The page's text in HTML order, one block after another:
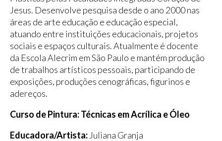
Jesus. Desenvolve pesquisa desde o ano 2000 nas
áreas de arte educação e educação especial,
atuando entre instituições educacionais, projetos
sociais e espaços culturais. Atualmente é docente
da Escola Alecrim em São Paulo e mantém produção
de trabalhos artísticos pessoais, participando de
exposições, produções cenográficas, figurinos e
adereços.
Curso de Pintura: Técnicas em Acrílica e Óleo
Educadora/Artista: Juliana Granja